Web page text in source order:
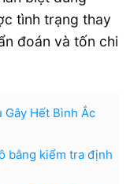
tình trạng thay
đoán và tốn chi
Gây Hết Bình Ắc
bằng kiểm tra định